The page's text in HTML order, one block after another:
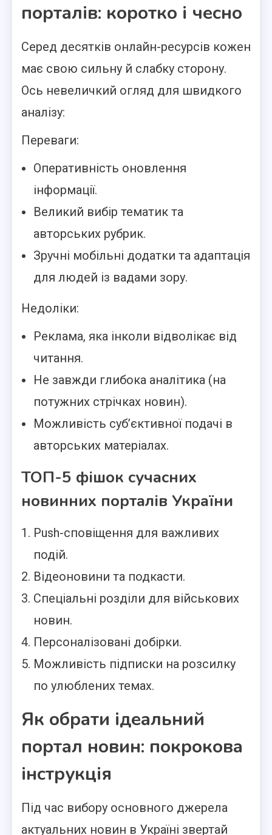
порталів: коротко і чесно
Серед десятків онлайн-ресурсів кожен
має свою сильну й слабку сторону.
Ось невеличкий огляд для швидкого
аналізу:
Переваги:
Оперативність оновлення
інформації.
Великий вибір тематик та
авторських рубрик.
Зручні мобільні додатки та адаптація
для людей із вадами зору.
Недоліки:
Реклама, яка інколи відволікає від
читання.
Не завжди глибока аналітика (на
потужних стрічках новин).
Можливість суб’єктивної подачі в
авторських матеріалах.
ТОП-5 фішок сучасних
новинних порталів України
Push-сповіщення для важливих
подій.
Відеоновини та подкасти.
Спеціальні розділи для військових
новин.
Персоналізовані добірки.
Можливість підписки на розсилку
по улюблених темах.
Як обрати ідеальний
портал новин: покрокова
інструкція
Під час вибору основного джерела
актуальних новин в Україні звертай